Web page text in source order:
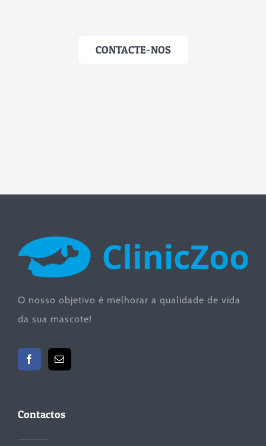
CONTACTE-NOS
O nosso objetivo é melhorar a qualidade de vida
da sua mascote!
Contactos